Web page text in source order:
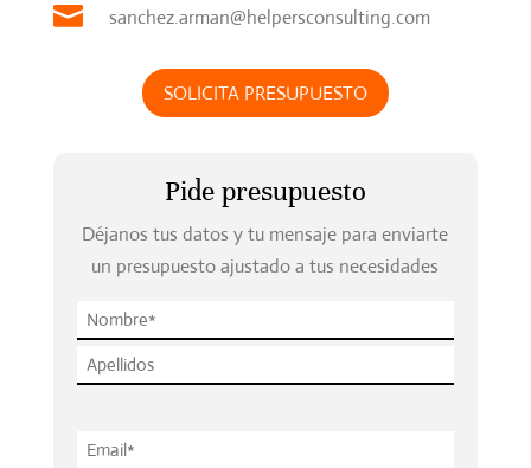
 sanchez.arman@helpersconsulting.com
SOLICITA PRESUPUESTO
Pide presupuesto
Déjanos tus datos y tu mensaje para enviarte
un presupuesto ajustado a tus necesidades